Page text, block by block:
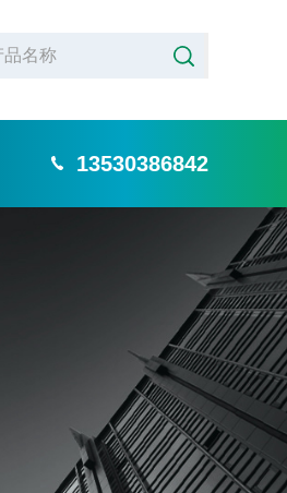
13530386842